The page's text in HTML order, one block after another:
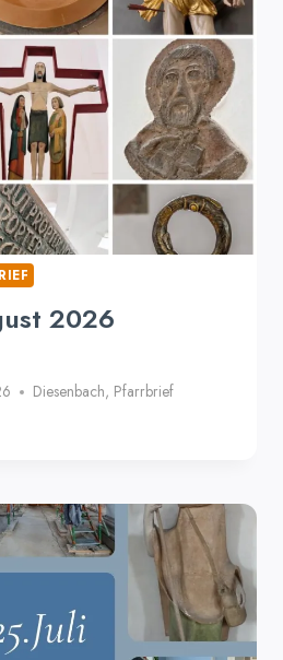
2026
Diesenbach, Pfarrbrief